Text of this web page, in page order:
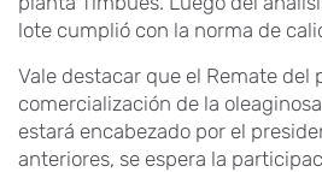
lote cumplió con la norma de
Vale destacar que el Remate
comercialización de la
estará encabezado por el
anteriores, se espera la